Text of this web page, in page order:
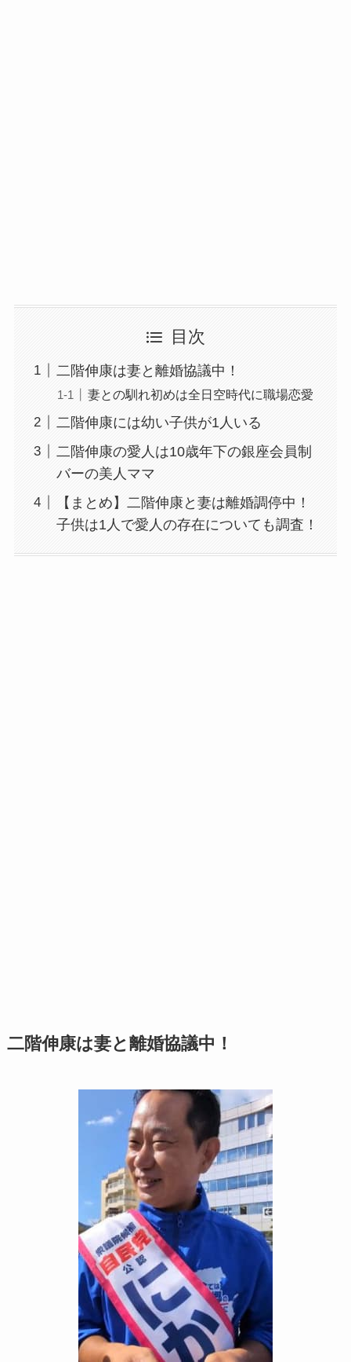
目次
二階伸康は妻と離婚協議中！
妻との馴れ初めは全日空時代に職場恋愛
二階伸康には幼い子供が1人いる
二階伸康の愛人は10歳年下の銀座会員制
バーの美人ママ
【まとめ】二階伸康と妻は離婚調停中！
子供は1人で愛人の存在についても調査！
二階伸康は妻と離婚協議中！